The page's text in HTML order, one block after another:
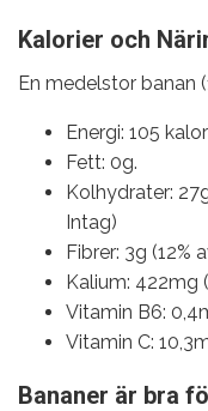
Kalorier och
En medelstor banan
Energi: 105
Fett: 0g.
Kolhydrater:
Intag)
Fibrer: 3g (12%
Kalium: 422mg
Vitamin B6:
Vitamin C:
Bananer är bra